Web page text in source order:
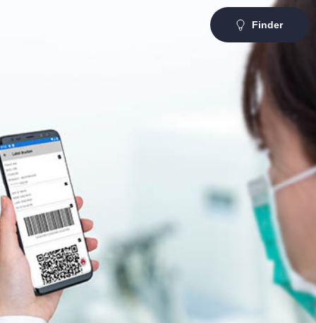
Finder